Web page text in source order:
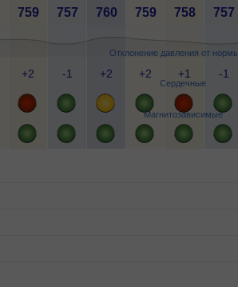
Отклонение давления от
Сердечные
Магнитозависимые
759 757 760 759 758 757
+2 -1 +2 +2 +1 -1